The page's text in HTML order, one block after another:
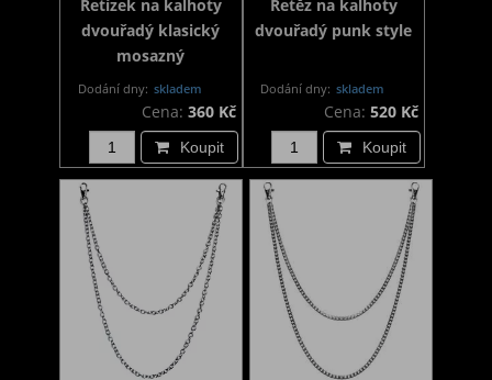
Řetízek na kalhoty
dvouřadý klasický
mosazný
Dodání dny: skladem
Cena: 360 Kč
Koupit
Řetěz na kalhoty
dvouřadý punk style
Dodání dny: skladem
Cena:520 Kč
Koupit